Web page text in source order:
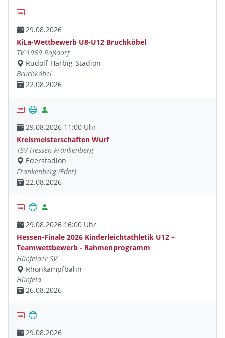
29.08.2026
KiLa-Wettbewerb U8-U12 Bruchköbel
TV 1969 Roßdorf
Rudolf-Harbig-Stadion
Bruchköbel
22.08.2026
29.08.2026 11:00 Uhr
Kreismeisterschaften Wurf
TSV Hessen Frankenberg
Ederstadion
Frankenberg (Eder)
22.08.2026
29.08.2026 16:00 Uhr
Hessen-Finale 2026 Kinderleichtathletik U12 –
Teamwettbewerb - Rahmenprogramm
Hünfelder SV
Rhönkampfbahn
Hünfeld
26.08.2026
29.08.2026